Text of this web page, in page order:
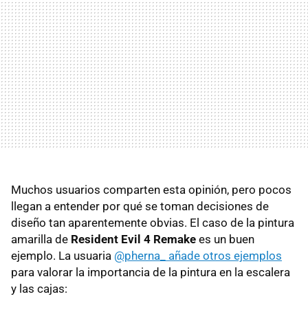
Muchos usuarios comparten esta opinión, pero pocos
llegan a entender por qué se toman decisiones de
diseño tan aparentemente obvias. El caso de la pintura
amarilla de Resident Evil 4 Remake es un buen
ejemplo. La usuaria @pherna_ añade otros ejemplos
para valorar la importancia de la pintura en la escalera
y las cajas: